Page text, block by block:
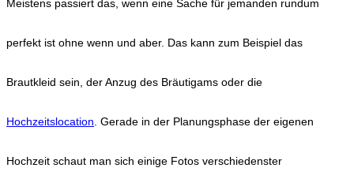
Meistens passiert das, wenn eine Sache für jemanden rundum
perfekt ist ohne wenn und aber. Das kann zum Beispiel das
Brautkleid sein, der Anzug des Bräutigams oder die
Hochzeitslocation. Gerade in der Planungsphase der eigenen
Hochzeit schaut man sich einige Fotos verschiedenster